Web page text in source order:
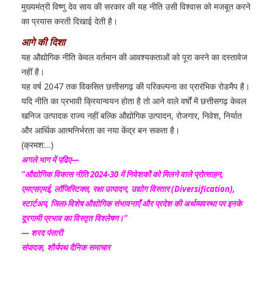
मुख्यमंत्री विष्णु देव साय की सरकार की यह नीति उसी विश्वास को मजबूत करने
का प्रयास करती दिखाई देती है।
आगे की दिशा
यह औद्योगिक नीति केवल वर्तमान की आवश्यकताओं को पूरा करने का दस्तावेज
नहीं है।
यह वर्ष 2047 तक विकसित छत्तीसगढ़ की परिकल्पना का प्रारंभिक रोडमैप है।
यदि नीति का प्रभावी क्रियान्वयन होता है तो आने वाले वर्षों में छत्तीसगढ़ केवल
खनिज उत्पादक राज्य नहीं बल्कि औद्योगिक उत्पादन, रोजगार, निवेश, निर्यात
और आर्थिक आत्मनिर्भरता का नया केंद्र बन सकता है।
(क्रमश:...)
अगले भाग में पढि़ए—
"औद्योगिक विकास नीति 2024-30 में निवेशकों को मिलने वाले प्रोत्साहन,
एमएसएमई, लॉजिस्टिक्स, रक्षा उत्पादन, उद्योग विस्तार (Diversification),
स्टार्टअप, जिला-विशेष औद्योगिक संभावनाएँ और प्रदेश की अर्थव्यवस्था पर इनके
दूरगामी प्रभाव का विस्तृत विश्लेषण।"
— शरद पंसारी
संपादक, शौर्यपथ दैनिक समाचार